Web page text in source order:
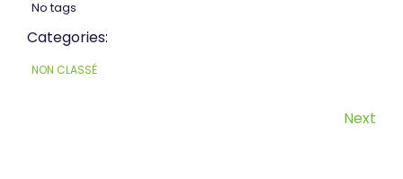
No tags
Categories:
NON CLASSÉ
Next